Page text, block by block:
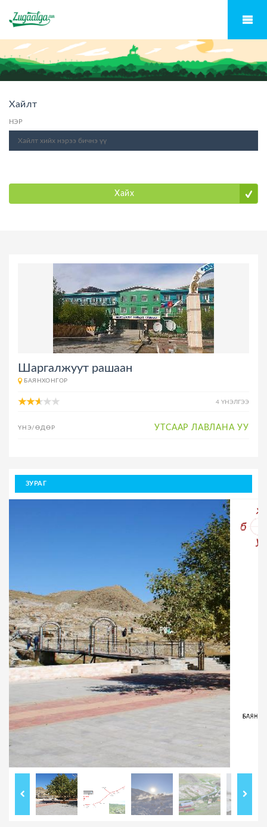
Хайлт
НЭР
Хайх
Шаргалжуут рашаан
БАЯНХОНГОР
4 ҮНЭЛГЭЭ
ҮНЭ/ӨДӨР УТСААР ЛАВЛАНА УУ
ЗУРАГ